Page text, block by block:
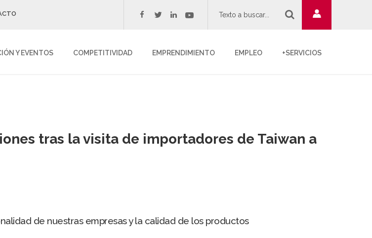
facebook
twitterlinkedinyoutube
Y EVENTOS COMPETITIVIDAD EMPRENDIMIENTO EMPLEO +SERVICIOS
tras la visita de importadores de Taiwan a
de nuestras empresas y la calidad de los productos